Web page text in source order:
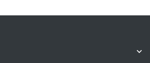
keyboard_arrow_down